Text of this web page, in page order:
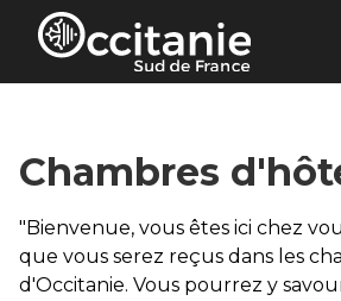
Panneau de gestion des cookies
Chambres
"Bienvenue, vous êtes ici chez
que vous serez reçus dans les
d'Occitanie. Vous pourrez y